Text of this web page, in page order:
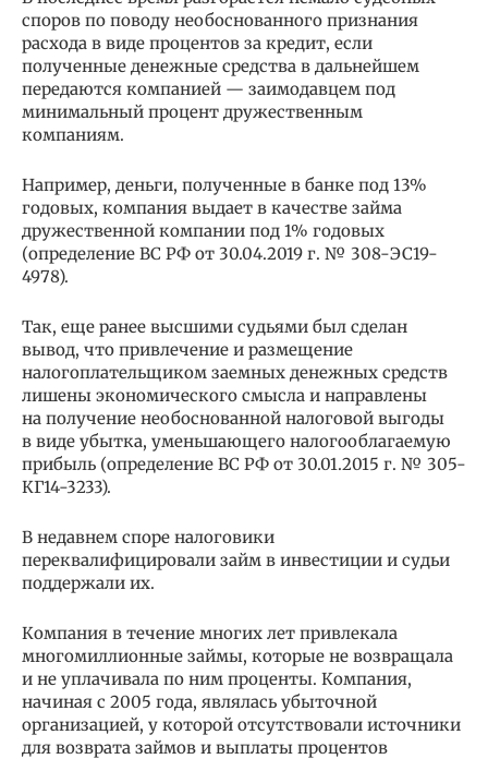
споров по поводу необоснованного признания
расхода в виде процентов за кредит, если
полученные денежные средства в дальнейшем
передаются компанией — заимодавцем под
минимальный процент дружественным
компаниям.
Например, деньги, полученные в банке под 13%
годовых, компания выдает в качестве займа
дружественной компании под 1% годовых
(определение ВС РФ от 30.04.2019 г. № 308-ЭС19-
4978).
Так, еще ранее высшими судьями был сделан
вывод, что привлечение и размещение
налогоплательщиком заемных денежных средств
лишены экономического смысла и направлены
на получение необоснованной налоговой выгоды
в виде убытка, уменьшающего налогооблагаемую
прибыль (определение ВС РФ от 30.01.2015 г. № 305-
КГ14-3233).
В недавнем споре налоговики
переквалифицировали займ в инвестиции и судьи
поддержали их.
Компания в течение многих лет привлекала
многомиллионные займы, которые не возвращала
и не уплачивала по ним проценты. Компания,
начиная с 2005 года, являлась убыточной
организацией, у которой отсутствовали источники
для возврата займов и выплаты процентов